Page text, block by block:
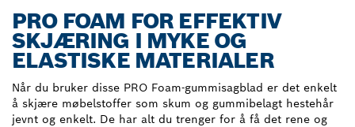
PRO FOAM FOR EFFEKTIV
SKJÆRING I MYKE OG
ELASTISKE MATERIALER
Når du bruker disse PRO Foam-gummisagblad er det enkelt
å skjære møbelstoffer som skum og gummibelagt hestehår
jevnt og enkelt. De har alt du trenger for å få det rene og